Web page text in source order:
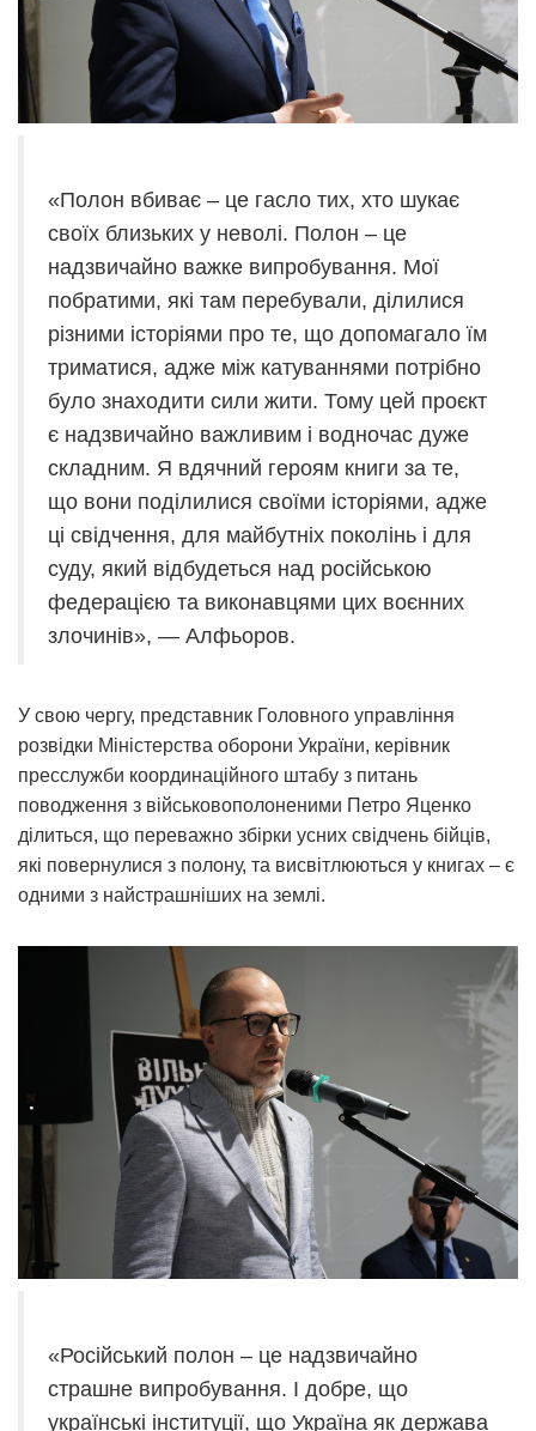
«Полон вбиває – це гасло тих, хто шукає
своїх близьких у неволі. Полон – це
надзвичайно важке випробування. Мої
побратими, які там перебували, ділилися
різними історіями про те, що допомагало їм
триматися, адже між катуваннями потрібно
було знаходити сили жити. Тому цей проєкт
є надзвичайно важливим і водночас дуже
складним. Я вдячний героям книги за те,
що вони поділилися своїми історіями, адже
ці свідчення, для майбутніх поколінь і для
суду, який відбудеться над російською
федерацією та виконавцями цих воєнних
злочинів», — Алфьоров.
У свою чергу, представник Головного управління
розвідки Міністерства оборони України, керівник
пресслужби координаційного штабу з питань
поводження з військовополоненими Петро Яценко
ділиться, що переважно збірки усних свідчень бійців,
які повернулися з полону, та висвітлюються у книгах – є
одними з найстрашніших на землі.
«Російський полон – це надзвичайно
страшне випробування. І добре, що
українські інституції, що Україна як держава